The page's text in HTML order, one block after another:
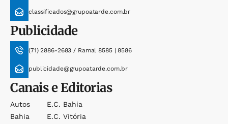
classificados@grupoatarde.com.br
Publicidade
(71) 2886-2683 / Ramal 8585 | 8586
publicidade@grupoatarde.com.br
Canais e Editorias
Autos
Bahia
E.c. Bahia
E.c. Vitória